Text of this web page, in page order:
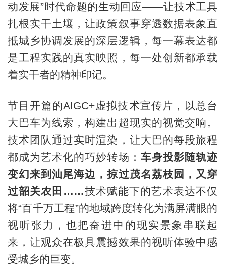
动发展”时代命题的生动回应——让技术工具
扎根实干土壤，让政策叙事穿透数据表象直
抵城乡协调发展的深层逻辑，每一幕表达都
是工程实践的真实映照，每一处创新都承载
着实干者的精神印记。
节目开篇的AIGC+虚拟技术宣传片，以总台
大巴车为线索，构建出超现实的视觉交响。
技术团队通过实时渲染，让大巴的每段旅程
都成为艺术化的巧妙转场： 车身投影随轨迹
变幻来到汕尾海边，掠过茂名荔枝园，又穿
过韶关农田……技术赋能下的艺术表达不仅
将“百千万工程”的地域跨度转化为满屏满眼的
视听张力，也把奋进中的现实景象串联起
来，让观众在极具震撼效果的视听体验中感
受城乡的巨变。